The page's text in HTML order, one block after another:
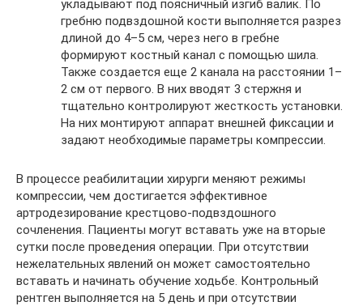
укладывают под поясничный изгиб валик. По
гребню подвздошной кости выполняется разрез
длиной до 4–5 см, через него в гребне
формируют костный канал с помощью шила.
Также создается еще 2 канала на расстоянии 1–
2 см от первого. В них вводят 3 стержня и
тщательно контролируют жесткость установки.
На них монтируют аппарат внешней фиксации и
задают необходимые параметры компрессии.
В процессе реабилитации хирурги меняют режимы
компрессии, чем достигается эффективное
артродезирование крестцово-подвздошного
сочленения. Пациенты могут вставать уже на вторые
сутки после проведения операции. При отсутствии
нежелательных явлений он может самостоятельно
вставать и начинать обучение ходьбе. Контрольный
рентген выполняется на 5 день и при отсутствии